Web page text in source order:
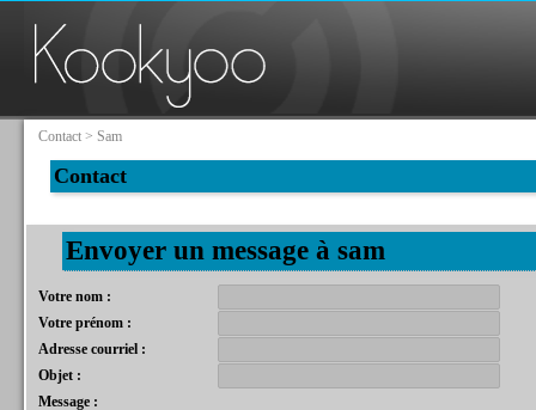
Contact> Sam
Contact
Envoyer un message à sam
Votre nom :
Votre prénom :
Adresse courriel :
Objet :
Message :